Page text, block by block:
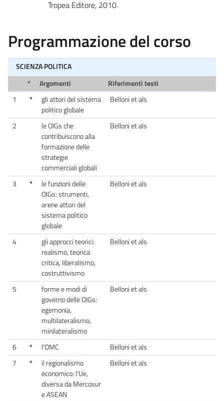
Tropea Editore, 2010.
Programmazione del corso
SCIENZA POLITICA
*
Argomenti
Riferimenti testi
1
*
gli attori del sistema
politico globale
Belloni et als
2
le OIGs che
contribuiscono alla
formazione delle
strategie
commerciali globali
Belloni et als
3 *
le funzioni delle
OIGs: strumenti,
arene attori del
sistema politico
globale
Belloni et als
4
gli approcci teorici:
realismo, teorica
critica, liberalismo,
costruttivismo
Belloni et als
5
forme e modi di
governo delle OIGs:
egemonia,
multilateralismo,
minilateralismo
Belloni et als
6 * l'OMC
Belloni et als
7
*
il regionalismo
economico: l'Ue,
diversa da Mercosur
e ASEAN
Belloni et als